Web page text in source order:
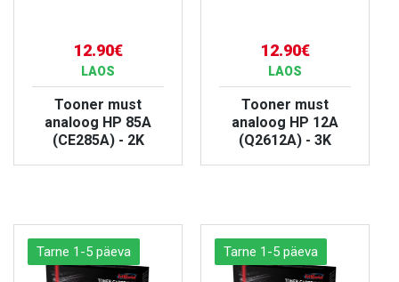
12.90€
LAOS
Tooner must
analoog HP 85A
(CE285A) - 2K
12.90€
LAOS
Tooner must
analoog HP 12A
(Q2612A) - 3K
Tarne 1-5 päeva Tarne 1-5 päeva